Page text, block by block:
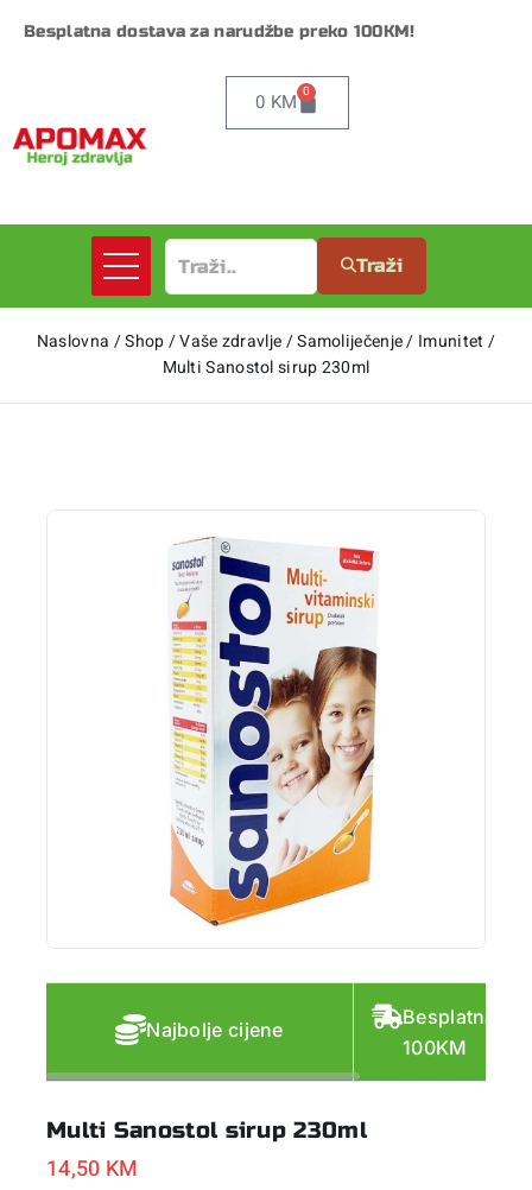
Besplatna dostava za narudžbe preko 100KM!
0 KM 0
Traži
Naslovna /Shop/Vaše zdravlje/Samoliječenje/ Imunitet /
Multi Sanostol sirup 230ml
Najbolje cijene
Besplatna
100KM
Multi Sanostol sirup 230ml
14,50 KM